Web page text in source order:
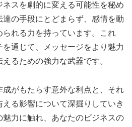
ネスを劇的に変える可能性を秘め
の手段にとどまらず、感情を動
れる力を持っています。これ
通じて、メッセージをより魅力
るための強力な武器です。
がもたらす意外な利点と、それ
る影響について深掘りしていき
魅力に触れ、あなたのビジネスの